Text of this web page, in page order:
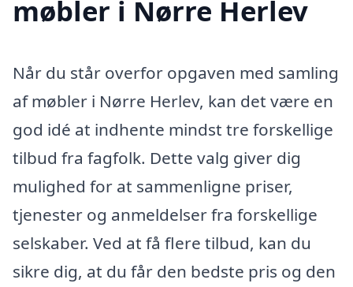
møbler i Nørre Herlev
Når du står overfor opgaven med samling
af møbler i Nørre Herlev, kan det være en
god idé at indhente mindst tre forskellige
tilbud fra fagfolk. Dette valg giver dig
mulighed for at sammenligne priser,
tjenester og anmeldelser fra forskellige
selskaber. Ved at få flere tilbud, kan du
sikre dig, at du får den bedste pris og den